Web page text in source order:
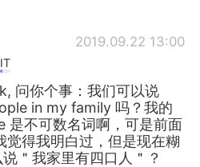
2019.09.22 13:00
IT
问你个事：我们可以说
in my family 吗？我的
是不可数名词啊，可是前面
觉得我明白过，但是现在糊
＂我家里有四口人＂？